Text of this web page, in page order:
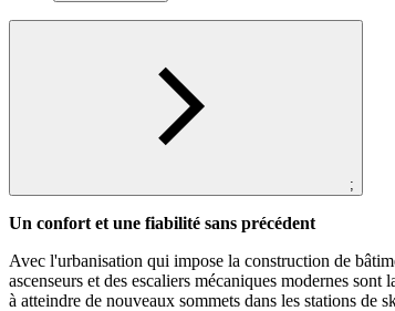
;
Un confort et une fiabilité sans précédent
Avec l'urbanisation qui impose la construction de
ascenseurs et des escaliers mécaniques modernes
à atteindre de nouveaux sommets dans les stations de